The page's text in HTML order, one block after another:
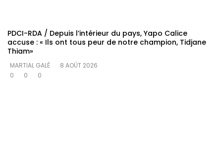
PDCI-RDA / Depuis l’intérieur du pays, Yapo Calice
accuse : « Ils ont tous peur de notre champion, Tidjane
Thiam»
MARTIAL GALÉ
8 AOÛT 2026
0
0 0